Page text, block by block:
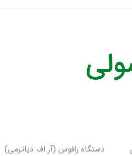
دستگاه رافوس (آر اف دیاترمی)